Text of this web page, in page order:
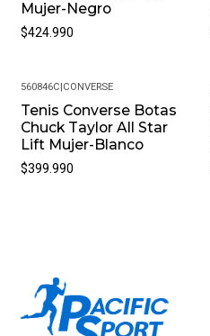
Mujer-Negro
$424.990
560846C CONVERSE
Tenis Converse Botas
Chuck Taylor All Star
Lift Mujer-Blanco
$399.990